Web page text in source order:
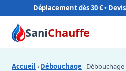
Déplacement dès 30 €
SaniChauffe
Accueil › Débouchage ›